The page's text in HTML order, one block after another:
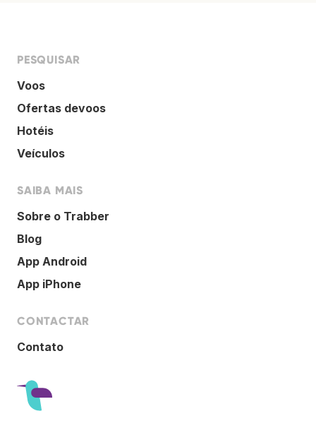
PESQUISAR
Voos
Ofertas devoos
Hotéis
Veículos
SAIBA MAIS
Sobre o Trabber
Blog
App Android
App iPhone
CONTACTAR
Contato